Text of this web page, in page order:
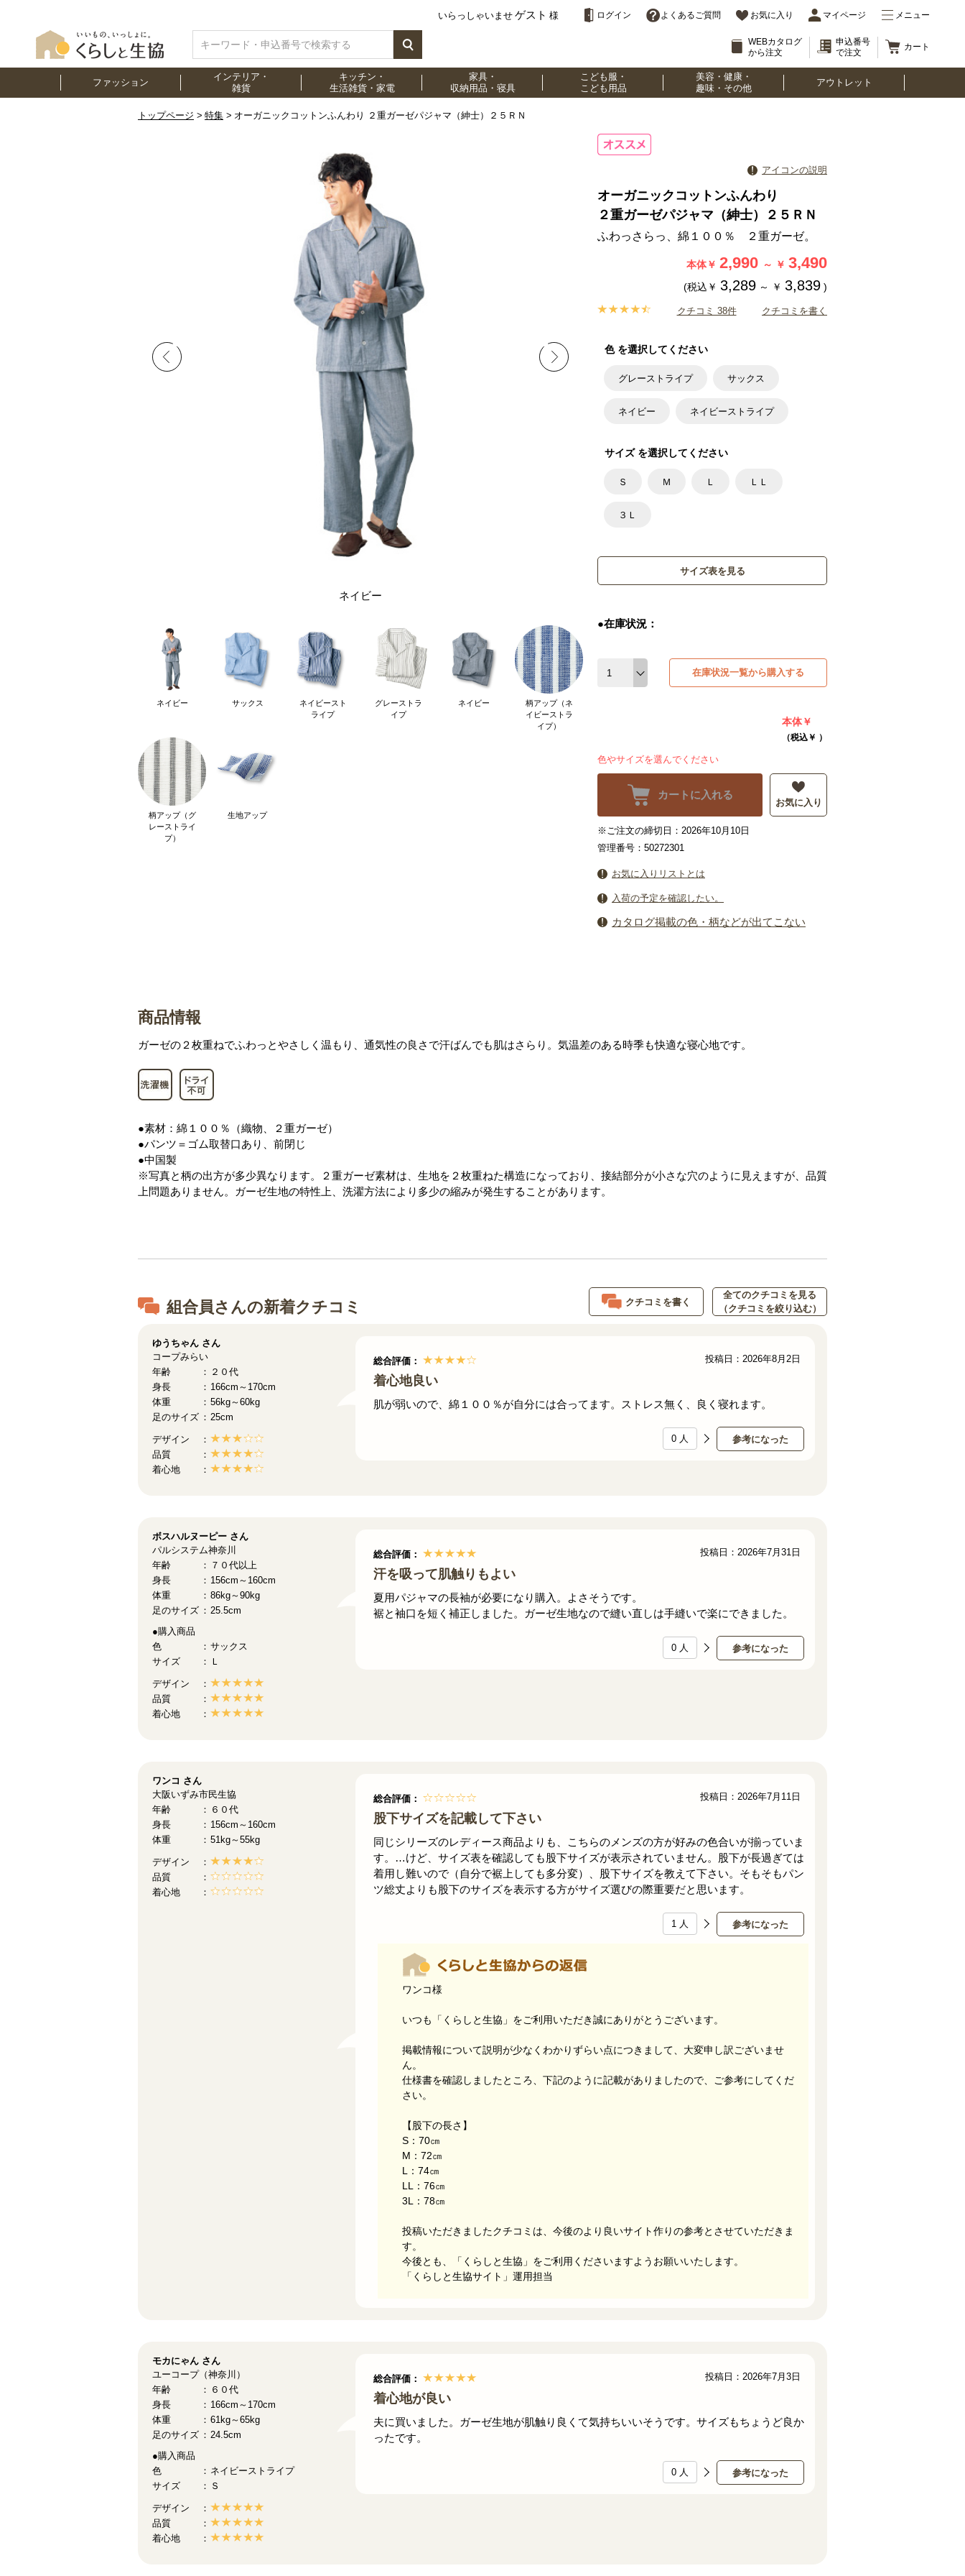
いらっしゃいませ ゲスト 様 ログイン よくあるご質問 お気に入り マイページ メニュー
WEBカタログ
から注文
申込番号
で注文
カート
ファッション
インテリア・
雑貨
キッチン・
生活雑貨・家電
家具・
収納用品・寝具
こども服・
こども用品
美容・健康・
趣味・その他
アウトレット
トップページ 特集 オーガニックコットンふんわり ２重ガーゼパジャマ（紳士）２５ＲＮ
ネイビー
ネイビー サックス
ネイビースト
ライプ
グレーストラ
イプ
ネイビー
柄アップ（ネ
イビーストラ
イプ）
柄アップ（グ
レーストライ
プ）
生地アップ
アイコンの説明
オーガニックコットンふんわり
２重ガーゼパジャマ（紳士）２５ＲＮ
ふわっさらっ、綿１００％ ２重ガーゼ。
本体￥ 2,990 ～ ￥ 3,490
(税込￥ 3,289 ～ ￥ 3,839 )
クチコミ 38件 クチコミを書く
色 を選択してください
グレーストライプ サックス
ネイビー ネイビーストライプ
サイズ を選択してください
Ｓ Ｍ Ｌ ＬＬ
３Ｌ
サイズ表を見る
●在庫状況：
在庫状況一覧から購入する
本体￥
（税込￥ ）
色やサイズを選んでください
カートに入れる
お気に入り
※ご注文の締切日：2026年10月10日
管理番号：50272301
お気に入りリストとは
入荷の予定を確認したい。
カタログ掲載の色・柄などが出てこない
商品情報
ガーゼの２枚重ねでふわっとやさしく温もり、通気性の良さで汗ばんでも肌はさらり。気温差のある時季も快適な寝心地です。
●素材：綿１００％（織物、２重ガーゼ）
●パンツ＝ゴム取替口あり、前閉じ
●中国製
※写真と柄の出方が多少異なります。２重ガーゼ素材は、生地を２枚重ねた構造になっており、接結部分が小さな穴のように見えますが、品質
上問題ありません。ガーゼ生地の特性上、洗濯方法により多少の縮みが発生することがあります。
組合員さんの新着クチコミ クチコミを書く
全てのクチコミを見る
（クチコミを絞り込む）
総合評価：
着心地良い
肌が弱いので、綿１００％が自分には合ってます。ストレス無く、良く寝れます。
参考になった
0 人
投稿日：2026年8月2日
ゆうちゃん さん
コープみらい
年齢
２０代
身長
166cm～170cm
体重
56kg～60kg
足のサイズ
25cm
デザイン
品質
着心地
総合評価：
汗を吸って肌触りもよい
夏用パジャマの長袖が必要になり購入。よさそうです。
裾と袖口を短く補正しました。ガーゼ生地なので縫い直しは手縫いで楽にできました。
参考になった
0 人
投稿日：2026年7月31日
ボスハルヌーピー さん
パルシステム神奈川
年齢
７０代以上
身長
156cm～160cm
体重
86kg～90kg
足のサイズ
25.5cm
●購入商品
色
サックス
サイズ
Ｌ
デザイン
品質
着心地
総合評価：
股下サイズを記載して下さい
同じシリーズのレディース商品よりも、こちらのメンズの方が好みの色合いが揃っていま
す。…けど、サイズ表を確認しても股下サイズが表示されていません。股下が長過ぎては
着用し難いので（自分で裾上しても多分変）、股下サイズを教えて下さい。そもそもパン
ツ総丈よりも股下のサイズを表示する方がサイズ選びの際重要だと思います。
参考になった
1 人
ワンコ様
いつも「くらしと生協」をご利用いただき誠にありがとうございます。
掲載情報について説明が少なくわかりずらい点につきまして、大変申し訳ございませ
ん。
仕様書を確認しましたところ、下記のように記載がありましたので、ご参考にしてくだ
さい。
【股下の長さ】
S：70㎝
M：72㎝
L：74㎝
LL：76㎝
3L：78㎝
投稿いただきましたクチコミは、今後のより良いサイト作りの参考とさせていただきま
す。
今後とも、「くらしと生協」をご利用くださいますようお願いいたします。
「くらしと生協サイト」運用担当
投稿日：2026年7月11日
ワンコ さん
大阪いずみ市民生協
年齢
６０代
身長
156cm～160cm
体重
51kg～55kg
デザイン
品質
着心地
総合評価：
着心地が良い
夫に買いました。ガーゼ生地が肌触り良くて気持ちいいそうです。サイズもちょうど良か
ったです。
参考になった
0 人
投稿日：2026年7月3日
モカにゃん さん
ユーコープ（神奈川）
年齢
６０代
身長
166cm～170cm
体重
61kg～65kg
足のサイズ
24.5cm
●購入商品
色
ネイビーストライプ
サイズ
Ｓ
デザイン
品質
着心地